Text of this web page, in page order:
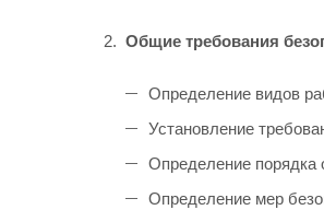
Общие требования
Определение видов
Установление
Определение порядка
Определение мер